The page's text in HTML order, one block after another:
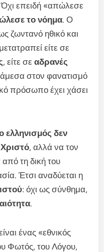
επειδή «απώλεσε
το νόημα. Ο
ζωντανό ηθικό και
είτε σε
, είτε σεαδρανές
στον φανατισμό
πρόσωπο έχει χάσει
ελληνισμός δεν
Χριστό, αλλά να τον
τη δική του
Έτσι αναδύεται η
: όχι ως σύνθημα,
.
ένας «εθνικός
Φωτός, του Λόγου,